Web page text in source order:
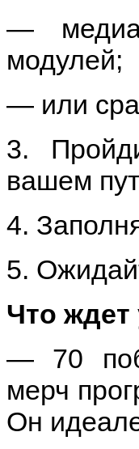
—
модулей;
— или
3.
вашем
4.
5.
Что ждет
— 70
мерч
Он